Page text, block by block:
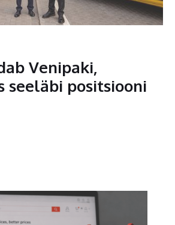
Venipaki,
seeläbi positsiooni